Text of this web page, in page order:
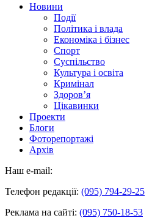
Новини
Події
Політика і влада
Економіка і бізнес
Спорт
Суспільство
Культура і освіта
Кримінал
Здоров’я
Цікавинки
Проекти
Блоги
Фоторепортажі
Архів
Наш e-mail:
Телефон редакції: (095) 794-29-25
Реклама на сайті: (095) 750-18-53